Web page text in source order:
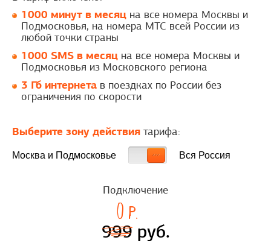
1000 минут в месяц на все номера Москвы и
Подмосковья, на номера МТС всей России из
любой точки страны
1000 SMS в месяц на все номера Москвы и
Подмосковья из Московского региона
3 Гб интернета в поездках по России без
ограничения по скорости
Выберите зону действия тарифа:
Москва и Подмосковье Вся Россия
Подключение
999
0 p.
руб.